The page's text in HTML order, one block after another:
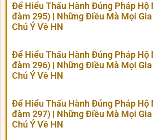
Để Hiểu Thấu Hành Đúng Pháp Hộ
đàm 295) | Những Điều Mà Mọi
Chú Ý Về HN
Để Hiểu Thấu Hành Đúng Pháp Hộ
đàm 296) | Những Điều Mà Mọi
Chú Ý Về HN
Để Hiểu Thấu Hành Đúng Pháp Hộ
đàm 297) | Những Điều Mà Mọi
Chú Ý Về HN